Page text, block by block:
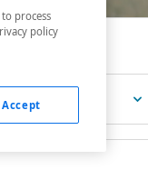
process
policy